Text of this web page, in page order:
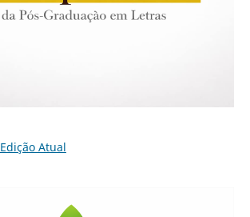
Edição Atual